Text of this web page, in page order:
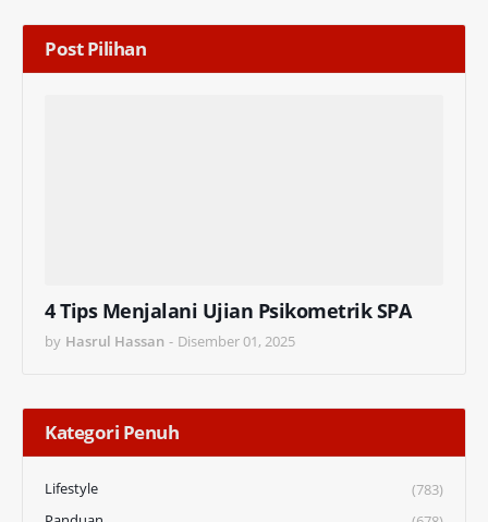
Post Pilihan
4 Tips Menjalani Ujian Psikometrik SPA
by Hasrul Hassan - Disember 01, 2025
Kategori Penuh
Lifestyle
(783)